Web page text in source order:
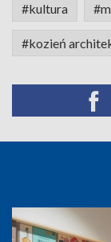
#kultura
#kozień